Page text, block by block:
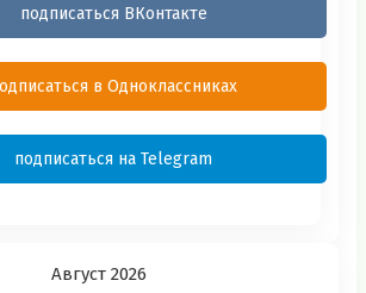
подписаться ВКонтакте
в Одноклассниках
подписаться на Telegram
Август 2026